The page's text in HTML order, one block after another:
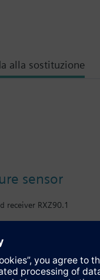
alla sostituzione
sensor
receiver RXZ90.1